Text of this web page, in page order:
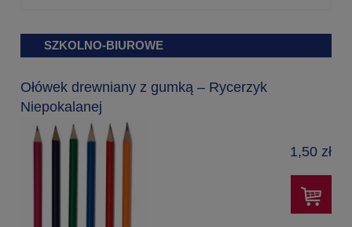
SZKOLNO-BIUROWE
Ołówek drewniany z gumką – Rycerzyk
Niepokalanej
1,50 zł